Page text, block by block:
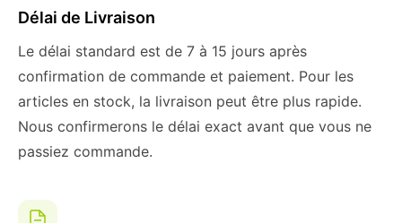
Délai de Livraison
Le délai standard est de 7 à 15 jours après
confirmation de commande et paiement. Pour les
articles en stock, la livraison peut être plus rapide.
Nous confirmerons le délai exact avant que vous ne
passiez commande.